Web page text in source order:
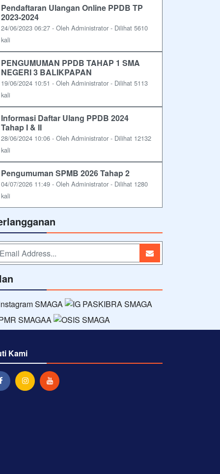
Pendaftaran Ulangan Online PPDB TP
2023-2024
24/06/2023 06:27 - Oleh Administrator - Dilihat 5610
kali
PENGUMUMAN PPDB TAHAP 1 SMA
NEGERI 3 BALIKPAPAN
19/06/2024 10:51 - Oleh Administrator - Dilihat 5113
kali
Informasi Daftar Ulang PPDB 2024
Tahap I & II
28/06/2024 10:06 - Oleh Administrator - Dilihat 12132
kali
Pengumuman SPMB 2026 Tahap 2
04/07/2026 11:49 - Oleh Administrator - Dilihat 1280
kali
Kami